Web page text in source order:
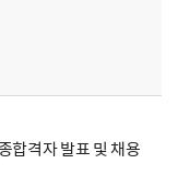
합격자 발표 및 채용